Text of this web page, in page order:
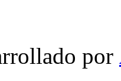
por